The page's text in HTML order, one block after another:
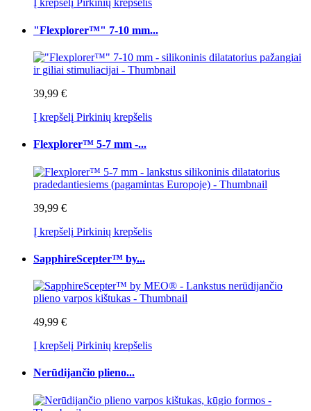
Į krepšelį Pirkinių krepšelis
"Flexplorer™" 7-10 mm...
39,99 €
Į krepšelį Pirkinių krepšelis
Flexplorer™ 5-7 mm -...
39,99 €
Į krepšelį Pirkinių krepšelis
SapphireScepter™ by...
49,99 €
Į krepšelį Pirkinių krepšelis
Nerūdijančio plieno...